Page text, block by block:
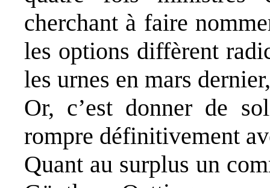
cherchant à faire
les options diffèrent
les urnes en mars
Or, c’est donner de
rompre définitivement
Quant au surplus un